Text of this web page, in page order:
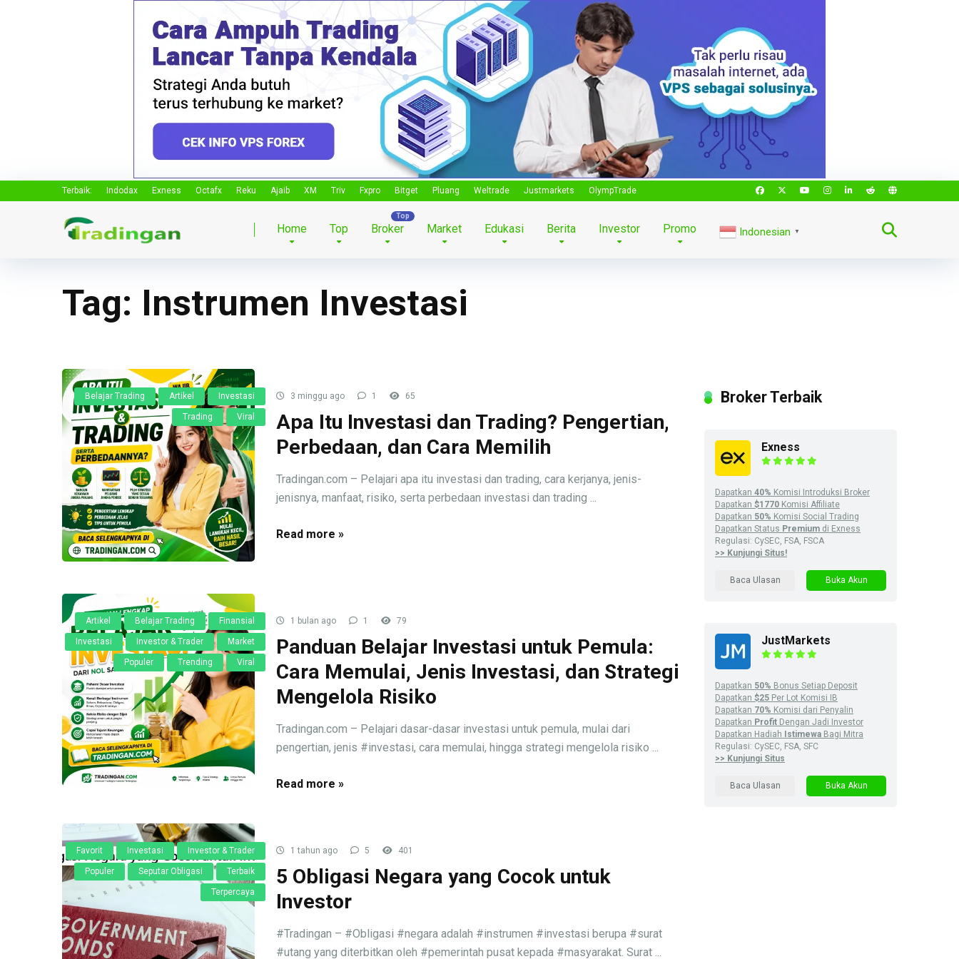
Terbaik: Indodax Exness Octafx Reku Ajaib XM Triv Fxpro Bitget Pluang Weltrade Justmarkets OlympTrade
Home Top Broker Market Edukasi Berita Investor Promo Indonesian ▼
Tag: Instrumen Investasi
Belajar Trading Artikel Investasi
Trading Viral
3 minggu ago 1 65
Apa Itu Investasi dan Trading? Pengertian,
Perbedaan, dan Cara Memilih
Tradingan.com – Pelajari apa itu investasi dan trading, cara kerjanya, jenis-
jenisnya, manfaat, risiko, serta perbedaan investasi dan trading ...
Read more »
Artikel Belajar Trading Finansial
Investasi Investor & Trader Market
Populer Trending Viral
1 bulan ago 1 79
Panduan Belajar Investasi untuk Pemula:
Cara Memulai, Jenis Investasi, dan Strategi
Mengelola Risiko
Tradingan.com – Pelajari dasar-dasar investasi untuk pemula, mulai dari
pengertian, jenis #investasi, cara memulai, hingga strategi mengelola risiko ...
Read more »
Favorit Investasi Investor & Trader
Populer Seputar Obligasi Terbaik
Terpercaya
1 tahun ago 5 401
5 Obligasi Negara yang Cocok untuk
Investor
#Tradingan – #Obligasi #negara adalah #instrumen #investasi berupa #surat
#utang yang diterbitkan oleh #pemerintah pusat kepada #masyarakat. Surat ...
Broker Terbaik
Exness
Dapatkan 40% Komisi Introduksi Broker
Dapatkan $1770 Komisi Affiliate
Dapatkan 50% Komisi Social Trading
Dapatkan Status Premium di Exness
Regulasi: CySEC, FSA, FSCA
>> Kunjungi Situs!
Baca Ulasan Buka Akun
JustMarkets
Dapatkan 50% Bonus Setiap Deposit
Dapatkan $25 Per Lot Komisi IB
Dapatkan 70% Komisi dari Penyalin
Dapatkan Profit Dengan Jadi Investor
Dapatkan Hadiah Istimewa Bagi Mitra
Regulasi: CySEC, FSA, SFC
>> Kunjungi Situs
Baca Ulasan Buka Akun